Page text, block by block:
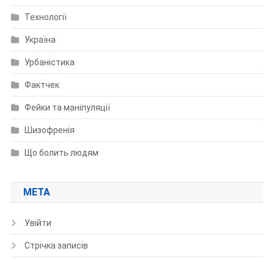
Технології
Україна
Урбаністика
Фактчек
Фейки та маніпуляції
Шизофренія
Що болить людям
МЕТА
Увійти
Стрічка записів